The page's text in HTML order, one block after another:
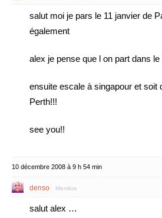
salut moi je pars le 11 janvier de
également
alex je pense que l on part dans
ensuite escale à singapour et soit
Perth!!!
see you!!
10 décembre 2008 à 9 h 54 min
denso Membre
salut alex …